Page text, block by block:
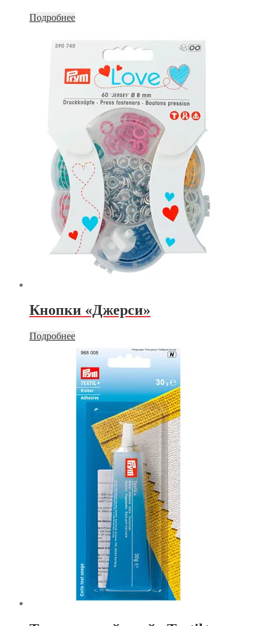
Подробнее
Кнопки «Джерси»
Подробнее